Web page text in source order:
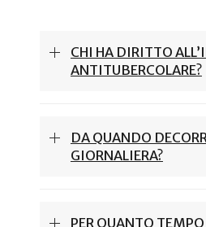
CHI HA DIRITTO
ANTITUBERCOLARE?
DA QUANDO
GIORNALIERA?
PER QUANTO